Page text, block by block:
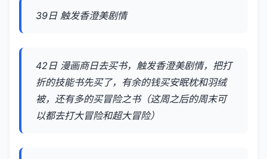
39日 触发香澄美剧情
42日 漫画商日去买书，触发香澄美剧情，把打
折的技能书先买了，有余的钱买安眠枕和羽绒
被，还有多的买冒险之书（这周之后的周末可
以都去打大冒险和超大冒险）